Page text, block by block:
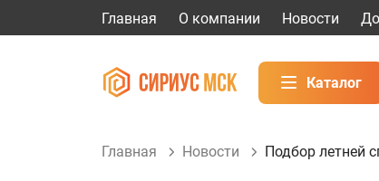
Главная О компании Новости
Каталог
Главная Новости Подбор летней